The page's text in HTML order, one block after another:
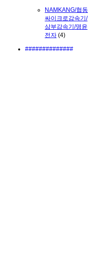
NAMKANG/협동
싸이크로감속기/
삼부감속기/명윤
전자 (4)
##############